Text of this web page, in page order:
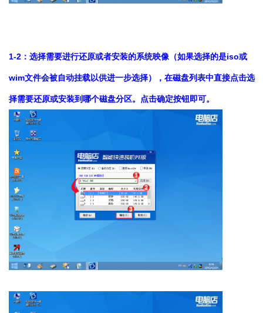
1-2：选择需要进行还原或者安装的系统映像（如果选择的是iso或
wim文件会被自动挂载以供进一步选择），在磁盘列表中直接点击选
择需要还原或安装到哪个磁盘分区。点击确定按钮即可。